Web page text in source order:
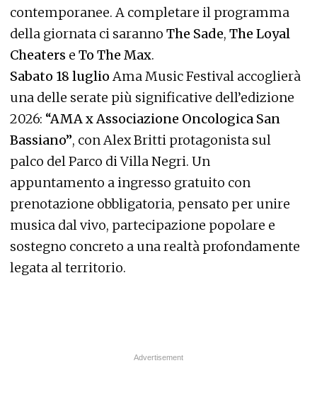
contemporanee. A completare il programma
della giornata ci saranno The Sade, The Loyal
Cheaters e To The Max.
Sabato 18 luglio Ama Music Festival accoglierà
una delle serate più significative dell’edizione
2026: “AMA x Associazione Oncologica San
Bassiano”, con Alex Britti protagonista sul
palco del Parco di Villa Negri. Un
appuntamento a ingresso gratuito con
prenotazione obbligatoria, pensato per unire
musica dal vivo, partecipazione popolare e
sostegno concreto a una realtà profondamente
legata al territorio.